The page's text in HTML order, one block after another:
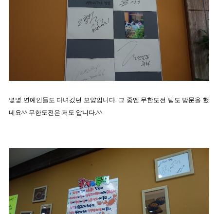
몇몇 연예인들도 다녀갔던 모양입니다. 그 중엔 무한도전 팀도 방문을 했
네요^^ 무한도전은 저도 압니다.^^